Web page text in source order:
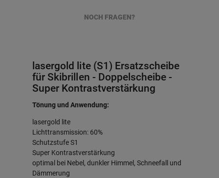
NOCH FRAGEN?
lasergold lite (S1) Ersatzscheibe
für Skibrillen - Doppelscheibe -
Super Kontrastverstärkung
Tönung und Anwendung:
lasergold lite
Lichttransmission: 60%
Schutzstufe S1
Super Kontrastverstärkung
optimal bei Nebel, dunkler Himmel, Schneefall und
Dämmerung